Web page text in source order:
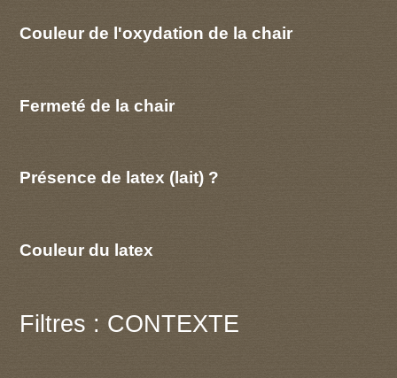
Couleur de l'oxydation de la chair
Fermeté de la chair
Présence de latex (lait) ?
Couleur du latex
Filtres : CONTEXTE